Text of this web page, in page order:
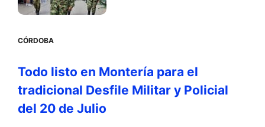
CÓRDOBA
Todo listo en Montería para el
tradicional Desfile Militar y Policial
del 20 de Julio